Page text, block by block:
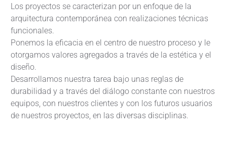
Los proyectos se caracterizan por un enfoque de la
arquitectura contemporánea con realizaciones técnicas
funcionales.
Ponemos la eficacia en el centro de nuestro proceso y le
otorgamos valores agregados a través de la estética y el
diseño.
Desarrollamos nuestra tarea bajo unas reglas de
durabilidad y a través del diálogo constante con nuestros
equipos, con nuestros clientes y con los futuros usuarios
de nuestros proyectos, en las diversas disciplinas.